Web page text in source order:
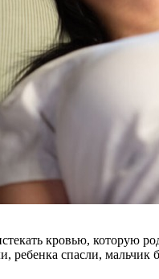
кровью, которую
ребенка спасли, мальчик